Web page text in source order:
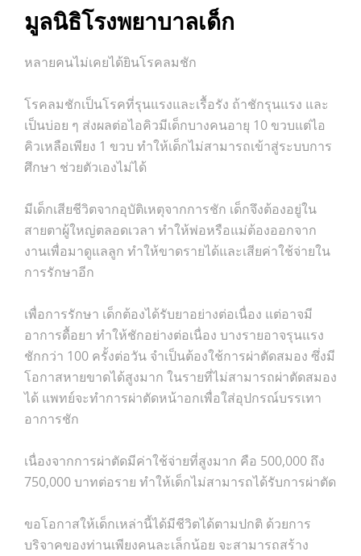
มูลนิธิโรงพยาบาลเด็ก
หลายคนไม่เคยได้ยินโรคลมชัก
โรคลมชักเป็นโรคที่รุนแรงและเรื้อรัง ถ้าชักรุนแรง และ
เป็นบ่อย ๆ ส่งผลต่อไอคิวมีเด็กบางคนอายุ 10 ขวบแต่ไอ
คิวเหลือเพียง 1 ขวบ ทำให้เด็กไม่สามารถเข้าสู่ระบบการ
ศึกษา ช่วยตัวเองไม่ได้
มีเด็กเสียชีวิตจากอุบัติเหตุจากการชัก เด็กจึงต้องอยู่ใน
สายตาผู้ใหญ่ตลอดเวลา ทำให้พ่อหรือแม่ต้องออกจาก
งานเพื่อมาดูแลลูก ทำให้ขาดรายได้และเสียค่าใช้จ่ายใน
การรักษาอีก
เพื่อการรักษา เด็กต้องได้รับยาอย่างต่อเนื่อง แต่อาจมี
อาการดื้อยา ทำให้ชักอย่างต่อเนื่อง บางรายอาจรุนแรง
ชักกว่า 100 ครั้งต่อวัน จำเป็นต้องใช้การผ่าตัดสมอง ซึ่งมี
โอกาสหายขาดได้สูงมาก ในรายที่ไม่สามารถผ่าตัดสมอง
ได้ แพทย์จะทำการผ่าตัดหน้าอกเพื่อใส่อุปกรณ์บรรเทา
อาการชัก
เนื่องจากการผ่าตัดมีค่าใช้จ่ายที่สูงมาก คือ 500,000 ถึง
750,000 บาทต่อราย ทำให้เด็กไม่สามารถได้รับการผ่าตัด
ขอโอกาสให้เด็กเหล่านี้ได้มีชีวิตได้ตามปกติ ด้วยการ
บริจาคของท่านเพียงคนละเล็กน้อย จะสามารถสร้าง